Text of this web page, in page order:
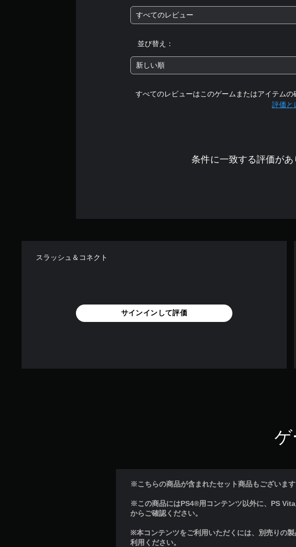
すべてのレビュー
並び替え：
新しい順
すべてのレビューはこのゲームまたはアイテム
評価と
条件に一致する評価があ
スラッシュ＆コネクト
サインインして評価
ゲ
※こちらの商品が含まれたセット商品もございます
※この商品にはPS4®用コンテンツ以外に、PS
からご確認ください。
※本コンテンツをご利用いただくには、別売りの
利用ください。